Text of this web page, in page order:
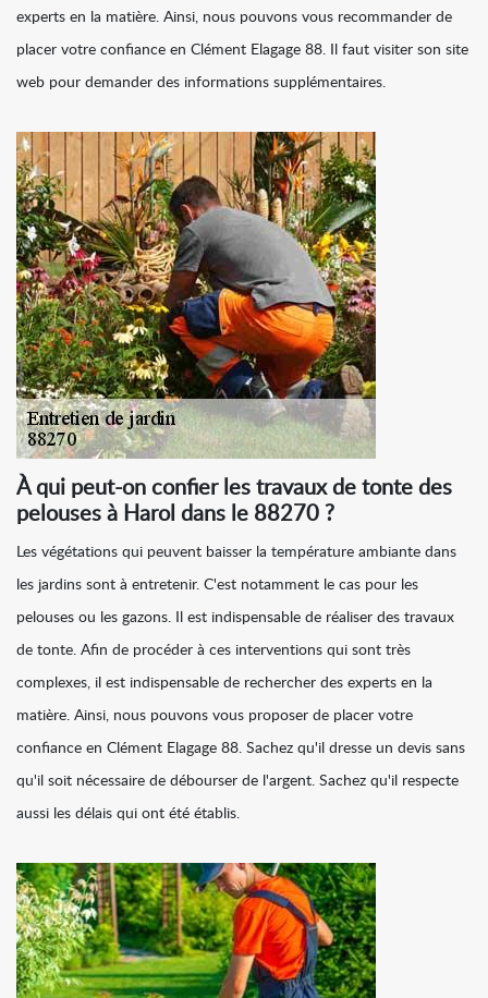
experts en la matière. Ainsi, nous pouvons vous recommander de
placer votre confiance en Clément Elagage 88. Il faut visiter son site
web pour demander des informations supplémentaires.
À qui peut-on confier les travaux de tonte des
pelouses à Harol dans le 88270 ?
Les végétations qui peuvent baisser la température ambiante dans
les jardins sont à entretenir. C'est notamment le cas pour les
pelouses ou les gazons. Il est indispensable de réaliser des travaux
de tonte. Afin de procéder à ces interventions qui sont très
complexes, il est indispensable de rechercher des experts en la
matière. Ainsi, nous pouvons vous proposer de placer votre
confiance en Clément Elagage 88. Sachez qu'il dresse un devis sans
qu'il soit nécessaire de débourser de l'argent. Sachez qu'il respecte
aussi les délais qui ont été établis.